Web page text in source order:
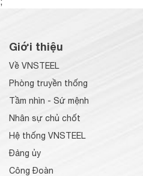
Giới thiệu
Về VNSTEEL
Phòng truyền thống
Tầm nhìn - Sứ mệnh
Nhân sự chủ chốt
Hệ thống VNSTEEL
Đảng ủy
Công Đoàn